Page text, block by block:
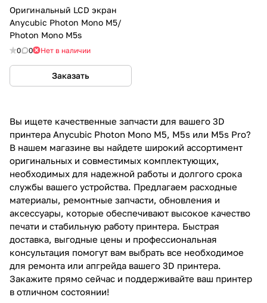
Оригинальный LCD экран
Anycubic Photon Mono M5/
Photon Mono M5s
0 0 Нет в наличии
Заказать
Вы ищете качественные запчасти для вашего 3D
принтера Anycubic Photon Mono M5, M5s или M5s Pro?
В нашем магазине вы найдете широкий ассортимент
оригинальных и совместимых комплектующих,
необходимых для надежной работы и долгого срока
службы вашего устройства. Предлагаем расходные
материалы, ремонтные запчасти, обновления и
аксессуары, которые обеспечивают высокое качество
печати и стабильную работу принтера. Быстрая
доставка, выгодные цены и профессиональная
консультация помогут вам выбрать все необходимое
для ремонта или апгрейда вашего 3D принтера.
Закажите прямо сейчас и поддерживайте ваш принтер
в отличном состоянии!